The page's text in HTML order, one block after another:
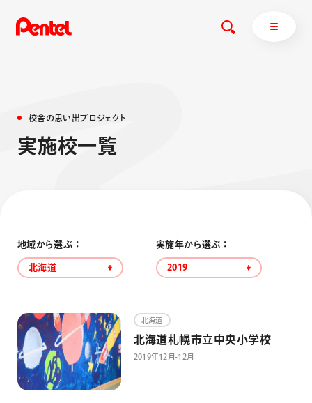
商品を探すトップ
シャープペン
消し具
画材
その他
採用情報
校舎の思い出プ ロ ジェク ト
実施校一覧
地域から選ぶ ：
北海道
実施年から選ぶ ：
2019
北海道
北海道札幌市立中央小学校
2019年12月-12月